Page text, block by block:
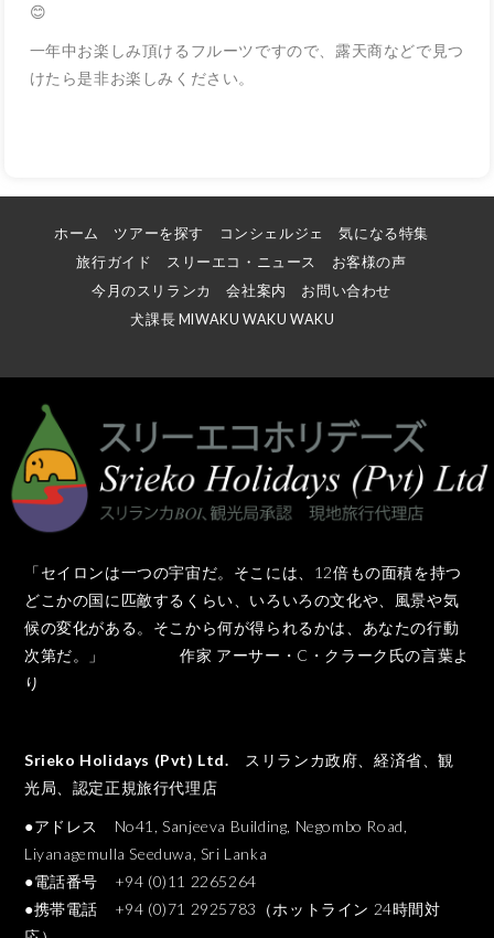
😊
一年中お楽しみ頂けるフルーツですので、露天商などで見つ
けたら是非お楽しみください。
ホーム ツアーを探す コンシェルジェ
気になる特集
旅行ガイド
スリーエコ・ニュース
お客様の声
今月のスリランカ
会社案内
お問い合わせ
犬課長 MIWAKU WAKU WAKU
「セイロンは一つの宇宙だ。そこには、12倍もの面積を持つ
どこかの国に匹敵するくらい、いろいろの文化や、風景や気
候の変化がある。そこから何が得られるかは、あなたの行動
次第だ。」 作家 アーサー・C・クラーク氏の言葉よ
り
Srieko Holidays (Pvt) Ltd. スリランカ政府、経済省、観
光局、認定正規旅行代理店
●アドレス No41, Sanjeeva Building, Negombo Road,
Liyanagemulla Seeduwa, Sri Lanka
●電話番号 +94 (0)11 2265264
●携帯電話 +94 (0)71 2925783（ホットライン 24時間対